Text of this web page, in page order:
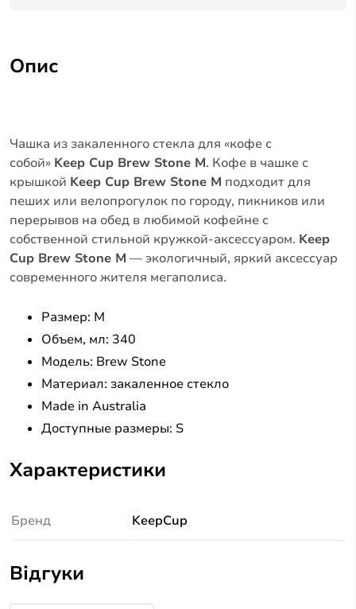
Опис
Чашка из закаленного стекла для «кофе с
собой» Keep Cup Brew Stone M. Кофе в чашке с
крышкой Keep Cup Brew Stone M подходит для
пеших или велопрогулок по городу, пикников или
перерывов на обед в любимой кофейне с
собственной стильной кружкой-аксессуаром. Keep
Cup Brew Stone M — экологичный, яркий аксессуар
современного жителя мегаполиса.
Размер: M
Объем, мл: 340
Модель: Brew Stone
Материал: закаленное стекло
Made in Australia
Доступные размеры: S
Характеристики
Бренд KeepCup
Відгуки